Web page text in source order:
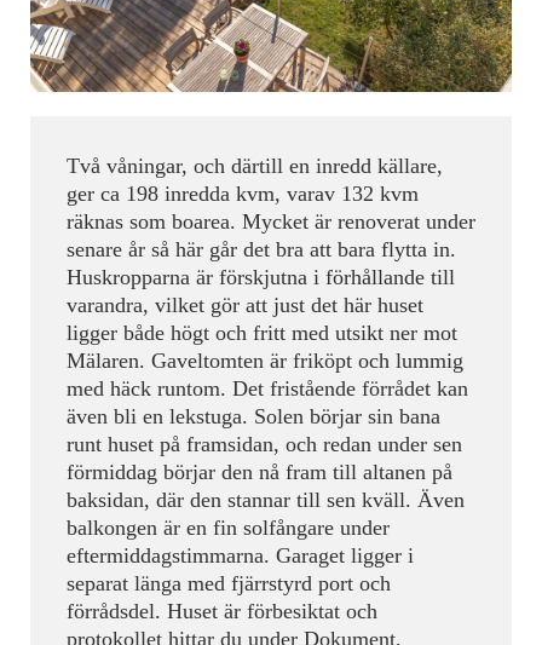
Två våningar, och därtill en inredd källare,
ger ca 198 inredda kvm, varav 132 kvm
räknas som boarea. Mycket är renoverat under
senare år så här går det bra att bara flytta in.
Huskropparna är förskjutna i förhållande till
varandra, vilket gör att just det här huset
ligger både högt och fritt med utsikt ner mot
Mälaren. Gaveltomten är friköpt och lummig
med häck runtom. Det fristående förrådet kan
även bli en lekstuga. Solen börjar sin bana
runt huset på framsidan, och redan under sen
förmiddag börjar den nå fram till altanen på
baksidan, där den stannar till sen kväll. Även
balkongen är en fin solfångare under
eftermiddagstimmarna. Garaget ligger i
separat länga med fjärrstyrd port och
förrådsdel. Huset är förbesiktat och
protokollet hittar du under Dokument,